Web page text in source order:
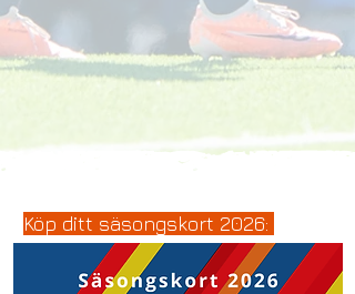
Köp ditt säsongskort 2026: